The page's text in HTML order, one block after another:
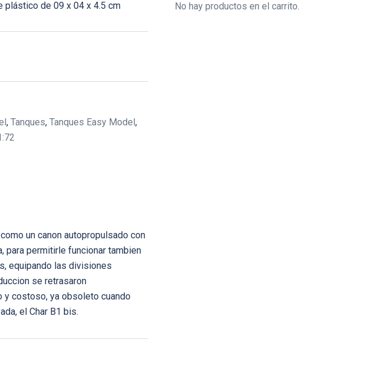
plástico de 09 x 04 x 4.5 cm
, Tanques, Tanques Easy Model,
un canon autopropulsado con
para permitirle funcionar tambien
equipando las divisiones
se retrasaron
y costoso, ya obsoleto cuando
el Char B1 bis.
No hay productos en el carrito.